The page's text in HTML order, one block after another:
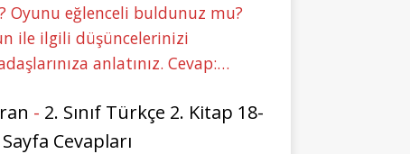
Oyunu eğlenceli buldunuz mu?
ile ilgili düşüncelerinizi
anlatınız. Cevap:…
- 2. Sınıf Türkçe 2. Kitap 18-
Cevapları